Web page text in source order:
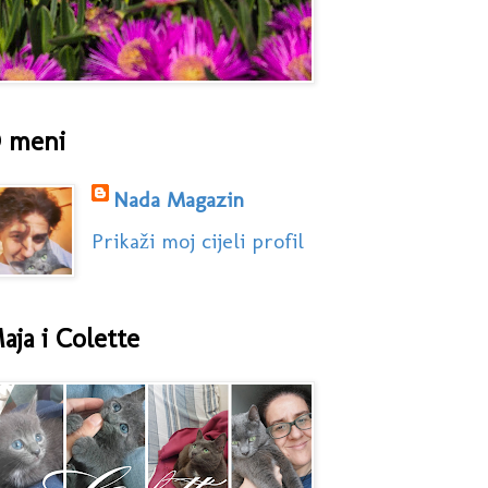
meni
Nada Magazin
Prikaži moj cijeli profil
i Colette